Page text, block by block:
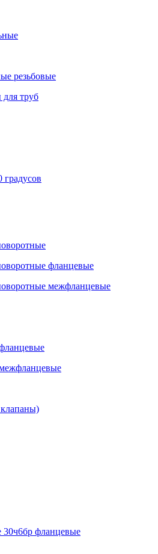
резьбовые
для труб
фланцевые
межфланцевые
фланцевые